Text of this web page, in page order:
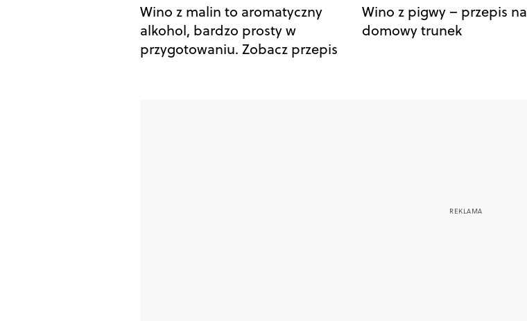
Wino z malin to aromatyczny
alkohol, bardzo prosty w
przygotowaniu. Zobacz przepis
Wino z pigwy – przepis na
domowy trunek